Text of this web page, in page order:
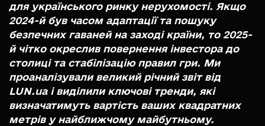
для українського ринку нерухомості. Якщо
2024-й був часом адаптації та пошуку
безпечних гаваней на заході країни, то 2025-
й чітко окреслив повернення інвестора до
столиці та стабілізацію правил гри. Ми
проаналізували великий річний звіт від
LUN.ua і виділили ключові тренди, які
визначатимуть вартість ваших квадратних
метрів у найближчому майбутньому.